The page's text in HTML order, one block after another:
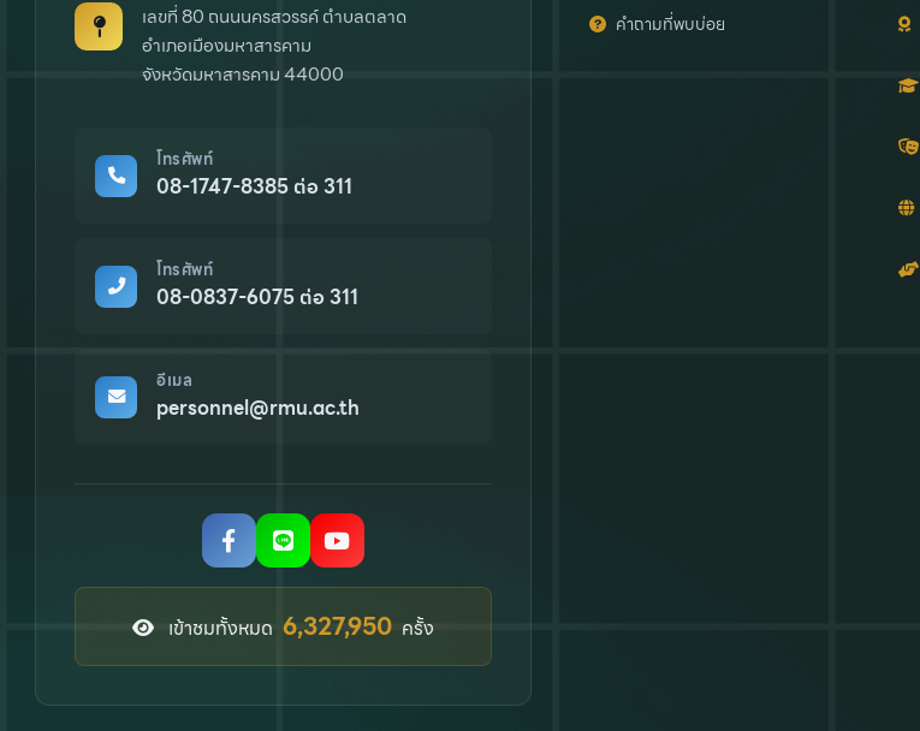
เลขที่ 80 ถนนนครสวรรค์ ตำบลตลาด
อำเภอเมืองมหาสารคาม
จังหวัดมหาสารคาม 44000
โทรศัพท์
08-1747-8385 ต่อ 311
โทรศัพท์
08-0837-6075 ต่อ 311
อีเมล
personnel@rmu.ac.th
เข้าชมทั้งหมด 8,153,321 ครั้ง
คำถามที่พบบ่อย